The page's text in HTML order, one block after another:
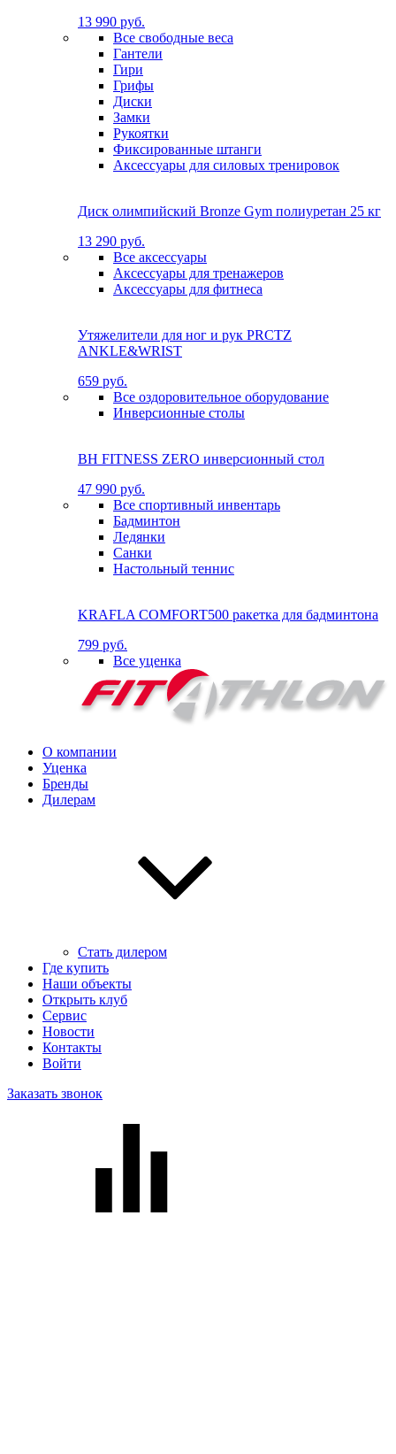
13 990 руб.
Все свободные веса
Гантели
Гири
Грифы
Диски
Замки
Рукоятки
Фиксированные штанги
Аксессуары для силовых тренировок
Диск олимпийский Bronze Gym полиуретан 25 кг
13 290 руб.
Все аксессуары
Аксессуары для тренажеров
Аксессуары для фитнеса
Утяжелители для ног и рук PRCTZ
ANKLE&WRIST
659 руб.
Все оздоровительное оборудование
Инверсионные столы
BH FITNESS ZERO инверсионный стол
47 990 руб.
Все спортивный инвентарь
Бадминтон
Ледянки
Санки
Настольный теннис
KRAFLA COMFORT500 ракетка для бадминтона
799 руб.
Все уценка
О компании
Уценка
Бренды
Дилерам
Стать дилером
Где купить
Наши объекты
Открыть клуб
Сервис
Новости
Контакты
Войти
Заказать звонок